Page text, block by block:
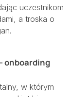
uczestnikom
a troska o
onboarding
w którym